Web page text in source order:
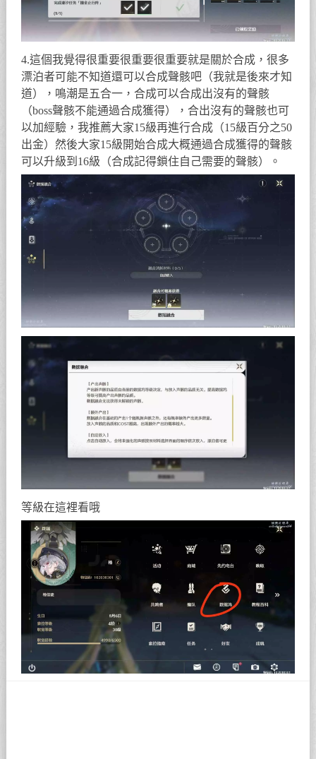
4.這個我覺得很重要很重要很重要就是關於合成，很多
漂泊者可能不知道還可以合成聲骸吧（我就是後來才知
道），鳴潮是五合一，合成可以合成出沒有的聲骸
（boss聲骸不能通過合成獲得），合出沒有的聲骸也可
以加經驗，我推薦大家15級再進行合成（15級百分之50
出金）然後大家15級開始合成大概通過合成獲得的聲骸
可以升級到16級（合成記得鎖住自己需要的聲骸）。
等級在這裡看哦